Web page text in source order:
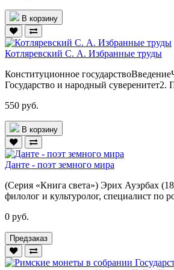
В корзину
Котляревский С. А. Избранные труды
Конституционное
Государство и народный суверенитет2.
550 руб.
В корзину
Данте - поэт земного мира
(Серия «Книга света») Эрих Ауэрбах
филолог и культуролог, специалист по
0 руб.
Предзаказ